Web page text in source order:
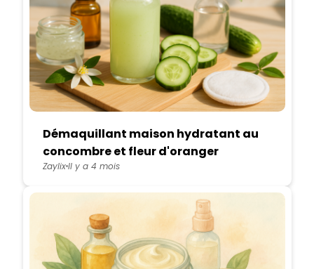
Démaquillant maison hydratant au
concombre et fleur d'oranger
ZaylixIl y a 4 mois